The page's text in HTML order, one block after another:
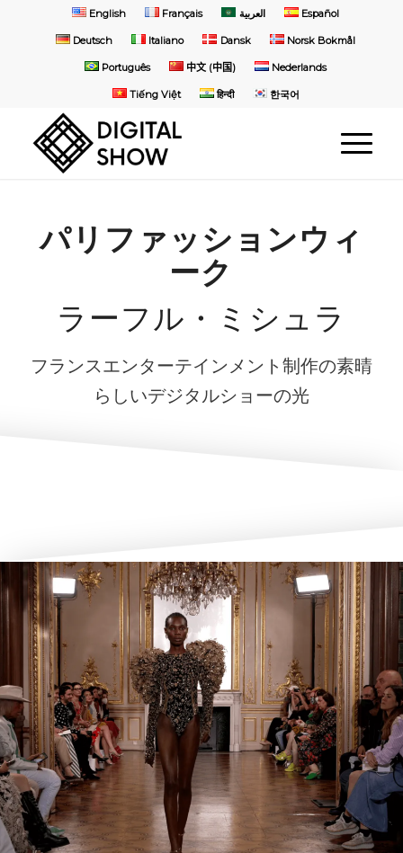
English Français العربية Español
Deutsch Italiano Dansk Norsk Bokmål
Português 中文 (中国) Nederlands
Tiếng Việt हिन्दी 한국어
パリファッションウィ
ーク
ラーフル・ミシュラ
フランスエンターテインメント制作の素晴
らしいデジタルショーの光